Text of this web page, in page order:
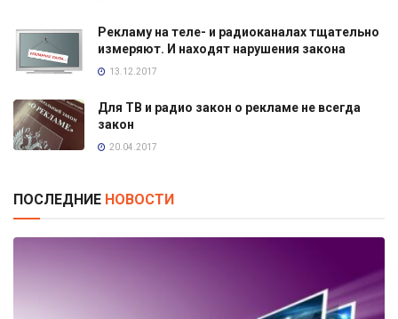
Рекламу на теле- и радиоканалах тщательно
измеряют. И находят нарушения закона
13.12.2017
Для ТВ и радио закон о рекламе не всегда
закон
20.04.2017
ПОСЛЕДНИЕ НОВОСТИ